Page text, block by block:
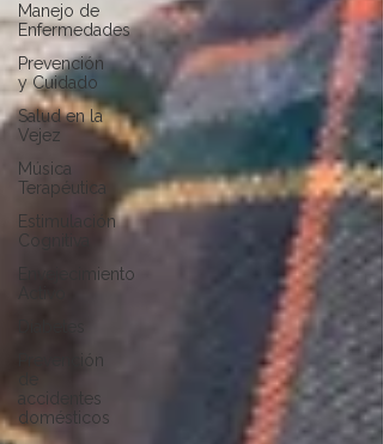
Manejo de
Enfermedades
Prevención
y Cuidado
Salud en la
Vejez
Música
Terapéutica
Estimulación
Cognitiva
Envejecimiento
Prevención
accidentes
domésticos